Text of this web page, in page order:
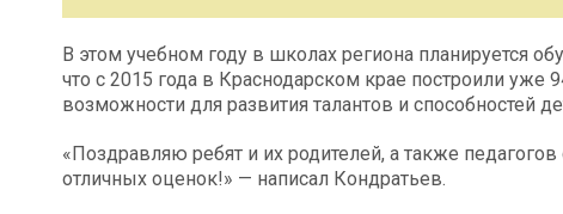
В этом учебном году в школах региона планируется
что с 2015 года в Краснодарском крае построили
возможности для развития талантов и способностей
«Поздравляю ребят и их родителей, а также
отличных оценок!» — написал Кондратьев.